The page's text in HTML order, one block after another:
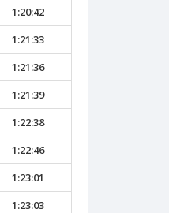
1:20:42
1:21:33
1:21:36
1:21:39
1:22:38
1:22:46
1:23:01
1:23:03